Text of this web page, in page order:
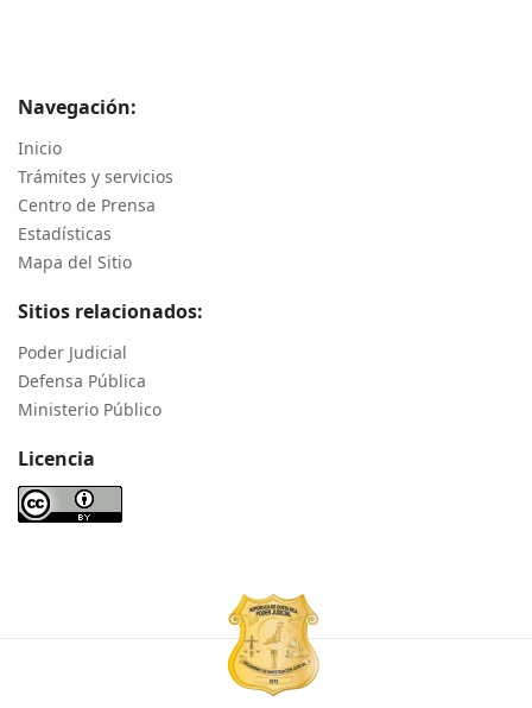
Navegación:
Inicio
Trámites y servicios
Centro de Prensa
Estadísticas
Mapa del Sitio
Sitios relacionados:
Poder Judicial
Defensa Pública
Ministerio Público
Licencia